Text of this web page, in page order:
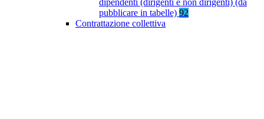
dipendenti (dirigenti e non dirigenti) (da
pubblicare in tabelle) 92
Contrattazione collettiva